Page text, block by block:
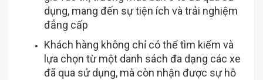
dụng, mang đến sự tiện ích và trải nghiệm
đẳng cấp
Khách hàng không chỉ có thể tìm kiếm và
lựa chọn từ một danh sách đa dạng các xe
đã qua sử dụng, mà còn nhận được sự hỗ